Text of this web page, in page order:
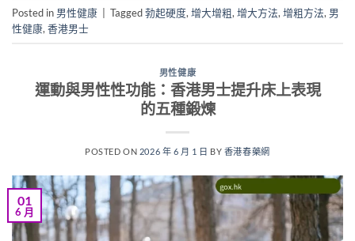
Posted in 男性健康 Tagged勃起硬度, 增大增粗, 增大方法, 增粗方法, 男
性健康, 香港男士
男性健康
運動與男性性功能：香港男士提升床上表現
的五種鍛煉
POSTED ON 2026 年 6 月 1 日 BY 香港春藥網
01
6 月